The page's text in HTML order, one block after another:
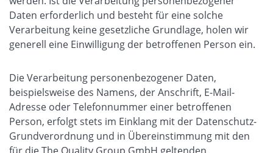
Daten erforderlich und besteht für eine solche
Verarbeitung keine gesetzliche Grundlage, holen wir
generell eine Einwilligung der betroffenen Person ein.
Die Verarbeitung personenbezogener Daten,
beispielsweise des Namens, der Anschrift, E-Mail-
Adresse oder Telefonnummer einer betroffenen
Person, erfolgt stets im Einklang mit der Datenschutz-
Grundverordnung und in Übereinstimmung mit den